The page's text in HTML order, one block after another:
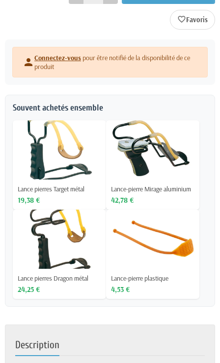
favorite_border
person Connectez-vous pour être notifié de la disponibilité de ce
produit
Souvent achetés ensemble
Lance pierres Target métal
19,38 €
Lance-pierre Mirage aluminium
42,78 €
Lance pierres Dragon métal
24,25 €
Lance-pierre plastique
4,53 €
Description